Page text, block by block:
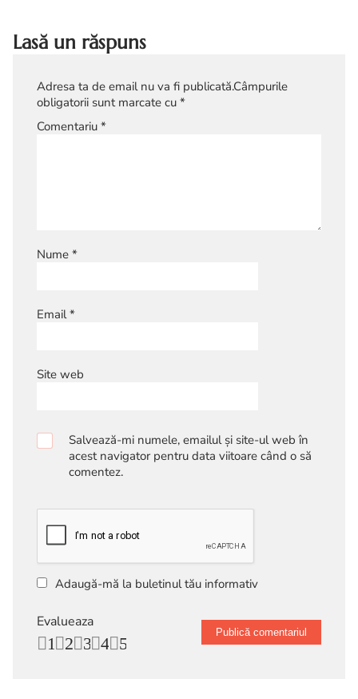
Lasă un răspuns
Adresa ta de email nu va fi publicată.Câmpurile
obligatorii sunt marcate cu *
Comentariu *
Nume *
Email*
Site web
Salvează-mi numele, emailul și site-ul web în
acest navigator pentru data viitoare când o să
comentez.
Adaugă-mă la buletinul tău informativ
Evalueaza
5
4
3
2
1